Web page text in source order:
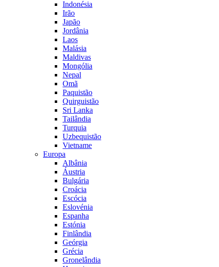
Indonésia
Irão
Japão
Jordânia
Laos
Malásia
Maldivas
Mongólia
Nepal
Omã
Paquistão
Quirguistão
Sri Lanka
Tailândia
Turquia
Uzbequistão
Vietname
Europa
Albânia
Áustria
Bulgária
Croácia
Escócia
Eslovénia
Espanha
Estónia
Finlândia
Geórgia
Grécia
Gronelândia